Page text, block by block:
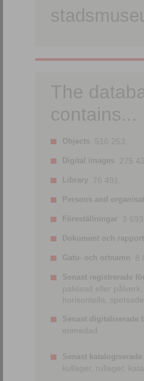
The
contains...
Objects 516 253.
Digital images 275
Library 76 491.
Persons and
Föreställningar 3 693.
Dokument och
Gatu- och ortnamn 8
Senast registrerade
palissad eller
horisontella,
Senast digitaliserade
enmedad
Senast katalogiserade
kullager, rullager,